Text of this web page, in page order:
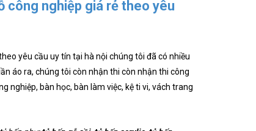
công nghiệp giá rẻ theo yêu
yêu cầu uy tín tại hà nội chúng tôi đã có nhiều
áo ra, chúng tôi còn nhận thi còn nhận thi công
nghiệp, bàn học, bàn làm việc, kệ ti vi, vách trang